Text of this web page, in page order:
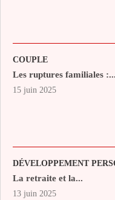
COUPLE
Les ruptures familiales :...
15 juin 2025
DÉVELOPPEMENT
La retraite et la...
13 juin 2025